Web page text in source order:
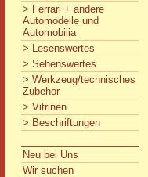
> Ferrari + andere
Automodelle und
Automobilia
> Lesenswertes
> Sehenswertes
> Werkzeug/technisches
Zubehör
> Vitrinen
> Beschriftungen
Neu bei Uns
Wir suchen